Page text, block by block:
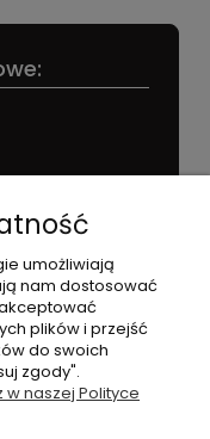
sklep
umożliwiają
nam dostosować
plików i przejść
do swoich
zgody".
naszej Polityce